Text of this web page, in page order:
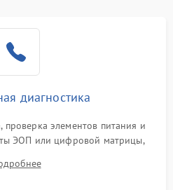
диагностика
элементов питания и
ЭОП или цифровой матрицы,
и механизма выверки
видимых дефектов оптики и